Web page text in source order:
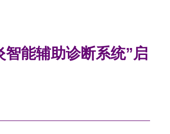
能辅助诊断系统”启